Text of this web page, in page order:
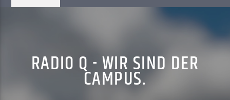
RADIO Q - WIR SIND DER
CAMPUS.